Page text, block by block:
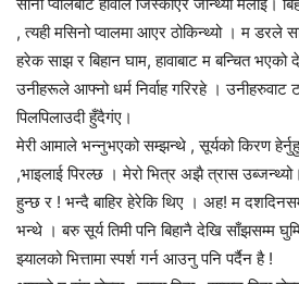
, त्यही मसिनो प्वालमा आएर ठोकिन्थ्यो । म डरले
हरेक साझ र बिहान घाम, हावाबाट म बन्चित
उनीहरूले आफ्नो धर्म निर्वाह गरिरहे । उनीहरुवाट
पिलपिलाउदी हुँदैगंए।
मेरी आमाले भन्नुभएको सम्झन्थे , सूर्यको किरण
,भाइलाई पिरल्छ । मेरो भित्र अझै त्रास
हुन्छ र ! भन्दै बाहिर हेरेकि थिए । अह! म
भन्थे । बरु सूर्य तिमी पनि बिहानै देखि साँझसम्म
झ्यालको भित्तामा स्पर्श गर्न आउनु पनि पर्दैन है !